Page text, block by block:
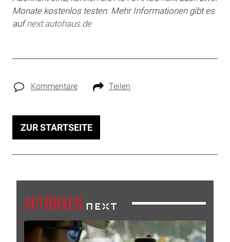
Monate kostenlos testen. Mehr Informationen gibt es
aufnext.autohaus.de
Kommentare Teilen
ZUR STARTSEITE